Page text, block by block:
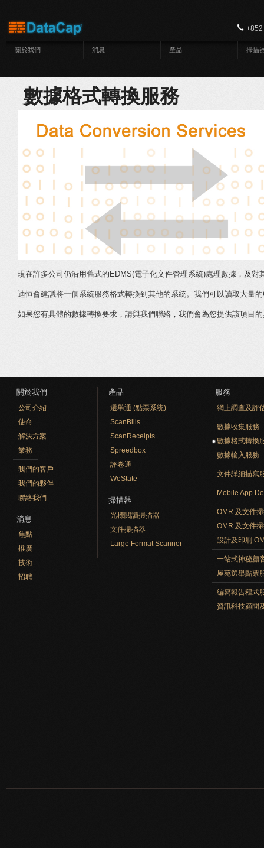
關於我們 消息 產品 掃描
數據格式轉換服務
現在許多公司仍沿用舊式的EDMS(電子化文件管理系統)處理數據，及
迪恒會建議將一個系統服務格式轉換到其他的系統。我們可以讀取大量
如果您有具體的數據轉換要求，請與我們聯絡，我們會為您提供該項目
關於我們
公司介紹
使命
解決方案
業務
我們的客戶
我們的夥伴
聯絡我們
消息
焦點
推廣
技術
招聘
產品
選舉通 (點票系统)
ScanBills
ScanReceipts
Spreedbox
評卷通
WeState
掃描器
光標閱讀掃描器
文件掃描器
Large Format Scanner
服務
網上調查及評
數據收集服務
數據格式轉換
數據輸入服務
文件詳細描寫
Mobile App
OMR 及文件
OMR 及文件
設計及印刷
一站式神秘顧
屋苑選舉點票
編寫報告程式
資訊科技顧問